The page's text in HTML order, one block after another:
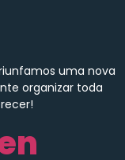
uma nova
organizar toda